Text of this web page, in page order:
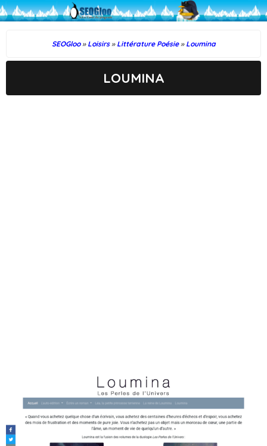
SEOGloo » Loisirs » Littérature Poésie » Loumina
LOUMINA